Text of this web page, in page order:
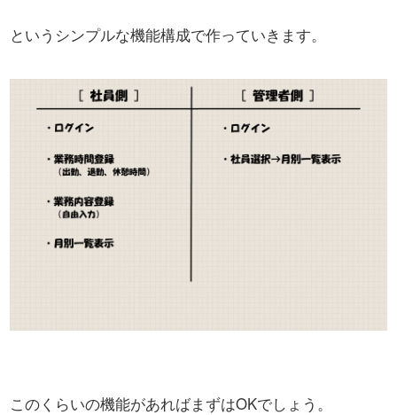
というシンプルな機能構成で作っていきます。
このくらいの機能があればまずはOKでしょう。